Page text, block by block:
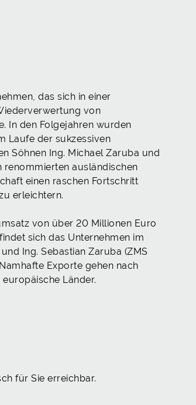
das sich in einer
von
In den Folgejahren wurden
Laufe der sukzessiven
Söhnen Ing. Michael Zaruba und
renommierten ausländischen
einen raschen Fortschritt
erleichtern.
von über 20 Millionen Euro
sich das Unternehmen im
Ing. Sebastian Zaruba (ZMS
Exporte gehen nach
Länder.
für Sie erreichbar.